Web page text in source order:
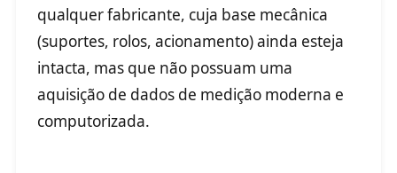
qualquer fabricante, cuja base mecânica
(suportes, rolos, acionamento) ainda esteja
intacta, mas que não possuam uma
aquisição de dados de medição moderna e
computorizada.